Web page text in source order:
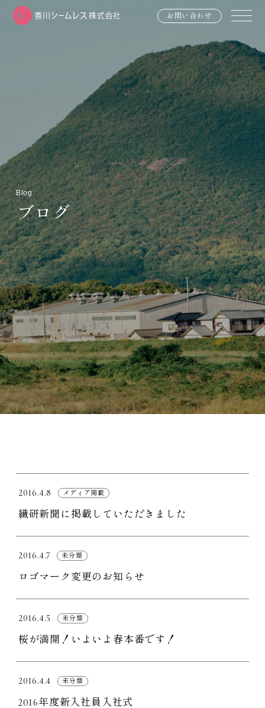
お問い合わせ
Blog
ブログ
2016.4.8 メディア掲載
繊研新聞に掲載していただきました
2016.4.7 未分類
ロゴマーク変更のお知らせ
2016.4.5 未分類
桜が満開！いよいよ春本番です！
2016.4.4 未分類
2016年度新入社員入社式